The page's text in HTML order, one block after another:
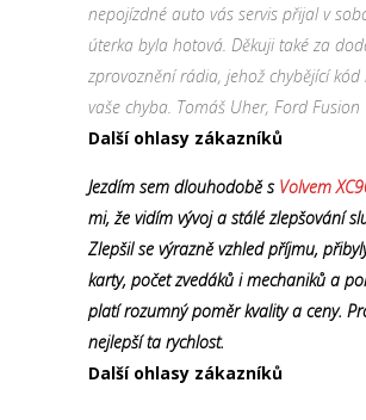
nepojízdné auto vás servis přijal v
úterka byla hotová. Děkuji také za
zprovoznění rádia, jehož chybějící kód
vaše chyba. Tomáš Uher, Ford Fusion
Další ohlasy zákazníků
Jezdím sem dlouhodobě s Volvem
mi, že vidím vývoj a stálé zlepšování
Zlepšil se výrazně vzhled příjmu,
karty, počet zvedáků i mechaniků a
platí rozumný poměr kvality a ceny.
nejlepší ta rychlost.
Další ohlasy zákazníků